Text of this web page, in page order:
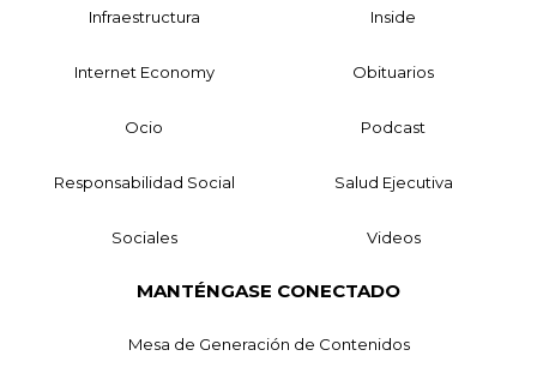
Infraestructura Inside
Internet Economy Obituarios
Ocio Podcast
Responsabilidad Social Salud Ejecutiva
Sociales Videos
MANTÉNGASE CONECTADO
Mesa de Generación de Contenidos